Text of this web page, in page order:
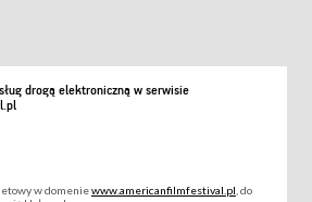
drogą elektroniczną w serwisie
w domeniewww.americanfilmfestival.pl , do